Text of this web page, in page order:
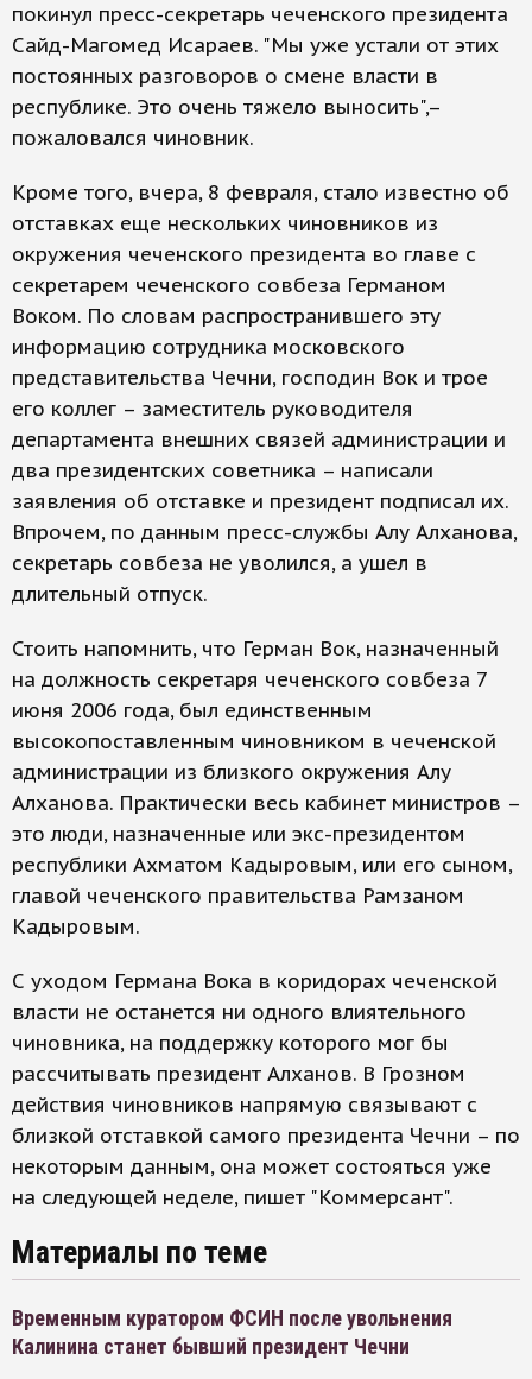
покинул пресс-секретарь чеченского президента
Сайд-Магомед Исараев. "Мы уже устали от этих
постоянных разговоров о смене власти в
республике. Это очень тяжело выносить",–
пожаловался чиновник.
Кроме того, вчера, 8 февраля, стало известно об
отставках еще нескольких чиновников из
окружения чеченского президента во главе с
секретарем чеченского совбеза Германом
Воком. По словам распространившего эту
информацию сотрудника московского
представительства Чечни, господин Вок и трое
его коллег – заместитель руководителя
департамента внешних связей администрации и
два президентских советника – написали
заявления об отставке и президент подписал их.
Впрочем, по данным пресс-службы Алу Алханова,
секретарь совбеза не уволился, а ушел в
длительный отпуск.
Стоить напомнить, что Герман Вок, назначенный
на должность секретаря чеченского совбеза 7
июня 2006 года, был единственным
высокопоставленным чиновником в чеченской
администрации из близкого окружения Алу
Алханова. Практически весь кабинет министров –
это люди, назначенные или экс-президентом
республики Ахматом Кадыровым, или его сыном,
главой чеченского правительства Рамзаном
Кадыровым.
С уходом Германа Вока в коридорах чеченской
власти не останется ни одного влиятельного
чиновника, на поддержку которого мог бы
рассчитывать президент Алханов. В Грозном
действия чиновников напрямую связывают с
близкой отставкой самого президента Чечни – по
некоторым данным, она может состояться уже
на следующей неделе, пишет "Коммерсант".
Материалы по теме
Временным куратором ФСИН после увольнения
Калинина станет бывший президент Чечни